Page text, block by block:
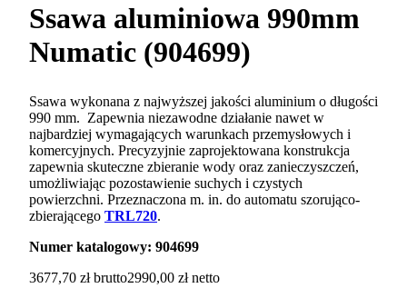
Ssawa aluminiowa 990mm
Numatic (904699)
Ssawa wykonana z najwyższej jakości aluminium o długości
990 mm. Zapewnia niezawodne działanie nawet w
najbardziej wymagających warunkach przemysłowych i
komercyjnych. Precyzyjnie zaprojektowana konstrukcja
zapewnia skuteczne zbieranie wody oraz zanieczyszczeń,
umożliwiając pozostawienie suchych i czystych
powierzchni. Przeznaczona m. in. do automatu szorująco-
zbierającego TRL720.
Numer katalogowy: 904699
3677,70 zł brutto2990,00 złnetto